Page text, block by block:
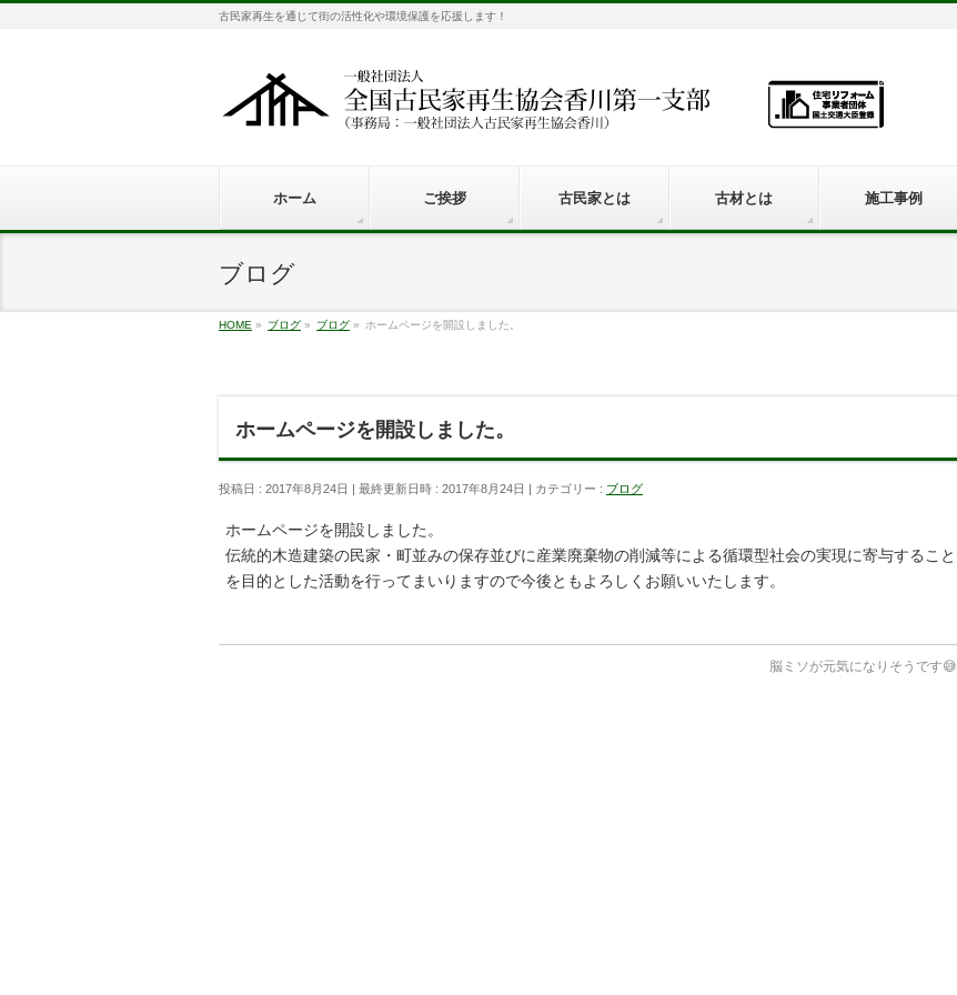
古民家再生を通じて街の活性化や環境保護を応援します！
ホーム ご挨拶 古民家とは 古材とは 施工事例
ブログ
HOME » ブログ » ブログ » ホームページを開設しました。
ホームページを開設しました。
投稿日 : 2017年8月24日 最終更新日時 : 2017年8月24日 カテゴリー : ブログ
ホームページを開設しました。
伝統的木造建築の民家・町並みの保存並びに産業廃棄物の削減等による循環型社会の実現に寄与すること
を目的とした活動を行ってまいりますので今後ともよろしくお願いいたします。
脳ミソが元気になりそうです😅